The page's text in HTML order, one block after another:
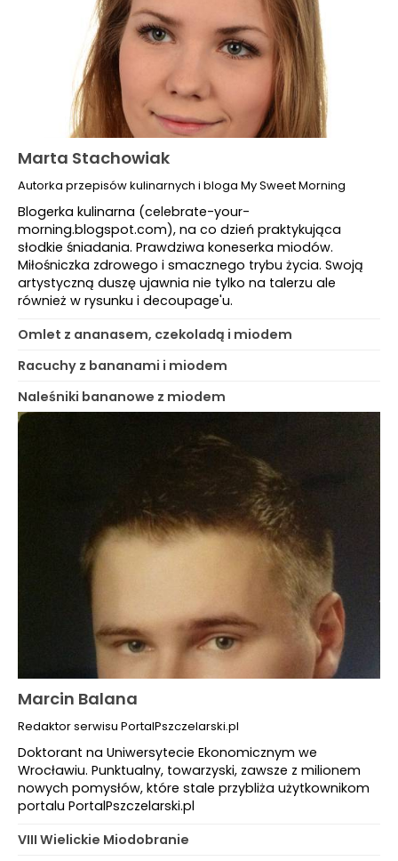
Marta Stachowiak
Autorka przepisów kulinarnych i bloga My Sweet Morning
Blogerka kulinarna (celebrate-your-
morning.blogspot.com), na co dzień praktykująca
słodkie śniadania. Prawdziwa koneserka miodów.
Miłośniczka zdrowego i smacznego trybu życia. Swoją
artystyczną duszę ujawnia nie tylko na talerzu ale
również w rysunku i decoupage'u.
Omlet z ananasem, czekoladą i miodem
Racuchy z bananami i miodem
Naleśniki bananowe z miodem
Marcin Balana
Redaktor serwisu PortalPszczelarski.pl
Doktorant na Uniwersytecie Ekonomicznym we
Wrocławiu. Punktualny, towarzyski, zawsze z milionem
nowych pomysłów, które stale przybliża użytkownikom
portalu PortalPszczelarski.pl
VIII Wielickie Miodobranie